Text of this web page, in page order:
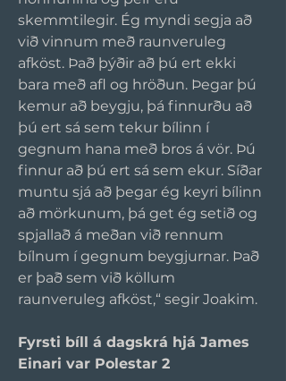
skemmtilegir. Ég myndi segja að
við vinnum með raunveruleg
afköst. Það þýðir að þú ert ekki
bara með afl og hröðun. Þegar þú
kemur að beygju, þá finnurðu að
þú ert sá sem tekur bílinn í
gegnum hana með bros á vör. Þú
finnur að þú ert sá sem ekur. Síðar
muntu sjá að þegar ég keyri bílinn
að mörkunum, þá get ég setið og
spjallað á meðan við rennum
bílnum í gegnum beygjurnar. Það
er það sem við köllum
raunveruleg afköst,“ segir Joakim.
Fyrsti bíll á dagskrá hjá James
Einari var Polestar 2